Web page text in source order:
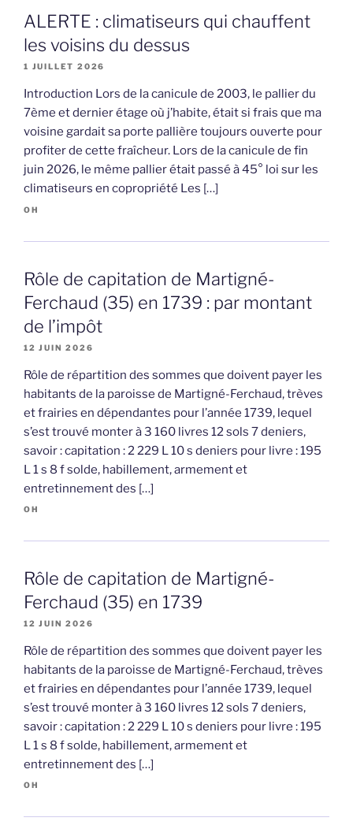
ALERTE : climatiseurs qui chauffent
les voisins du dessus
1 JUILLET 2026
Introduction Lors de la canicule de 2003, le pallier du
7ème et dernier étage où j’habite, était si frais que ma
voisine gardait sa porte pallière toujours ouverte pour
profiter de cette fraîcheur. Lors de la canicule de fin
juin 2026, le même pallier était passé à 45° loi sur les
climatiseurs en copropriété Les […]
OH
Rôle de capitation de Martigné-
Ferchaud (35) en 1739 : par montant
de l’impôt
12 JUIN 2026
Rôle de répartition des sommes que doivent payer les
habitants de la paroisse de Martigné-Ferchaud, trèves
et frairies en dépendantes pour l’année 1739, lequel
s’est trouvé monter à 3 160 livres 12 sols 7 deniers,
savoir : capitation : 2 229 L 10 s deniers pour livre : 195
L 1 s 8 f solde, habillement, armement et
entretinnement des […]
OH
Rôle de capitation de Martigné-
Ferchaud (35) en 1739
12 JUIN 2026
Rôle de répartition des sommes que doivent payer les
habitants de la paroisse de Martigné-Ferchaud, trèves
et frairies en dépendantes pour l’année 1739, lequel
s’est trouvé monter à 3 160 livres 12 sols 7 deniers,
savoir : capitation : 2 229 L 10 s deniers pour livre : 195
L 1 s 8 f solde, habillement, armement et
entretinnement des […]
OH